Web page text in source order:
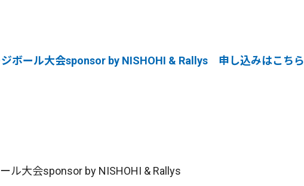
ボール大会sponsor by NISHOHI & Rallys 申し込みはこちら
ル大会sponsor by NISHOHI & Rallys